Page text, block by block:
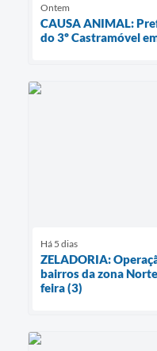
Ontem
CAUSA ANIMAL:
do 3º Castramóvel
Há 5 dias
ZELADORIA:
bairros da zona
feira (3)